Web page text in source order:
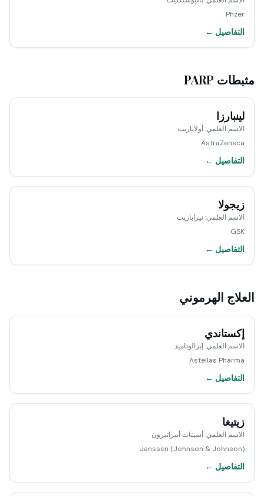
Pfizer
التفاصيل ←
مثبطات PARP
لينبارزا
الاسم العلمي:أولاباريب
AstraZeneca
التفاصيل ←
زيجولا
الاسم العلمي:نيراباريب
GSK
التفاصيل ←
العلاج الهرموني
إكستاندي
الاسم العلمي:إنزالوتاميد
Astellas Pharma
التفاصيل ←
زيتيغا
الاسم العلمي:أسيتات أبيراتيرون
Janssen (Johnson & Johnson)
التفاصيل ←